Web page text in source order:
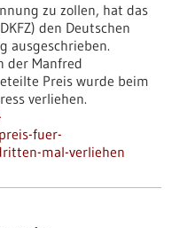
zu zollen, hat das
den Deutschen
ausgeschrieben.
der Manfred
Preis wurde beim
verliehen.
fuer-
mal-verliehen